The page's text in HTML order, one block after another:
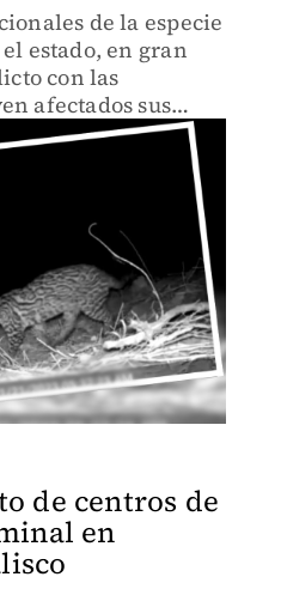
de la especie
estado, en gran
con las
afectados sus
de centros de
en